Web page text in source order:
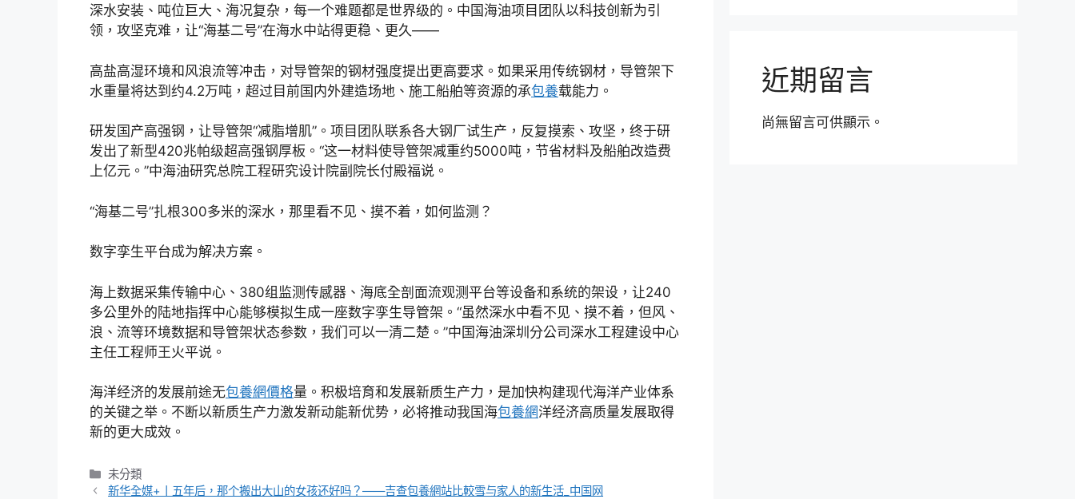
深水安装、吨位巨大、海况复杂，每一个难题都是世界级的。中国海油项目团队以科技创新为引
领，攻坚克难，让“海基二号”在海水中站得更稳、更久——
高盐高湿环境和风浪流等冲击，对导管架的钢材强度提出更高要求。如果采用传统钢材，导管架下
水重量将达到约4.2万吨，超过目前国内外建造场地、施工船舶等资源的承包養载能力。
研发国产高强钢，让导管架“减脂增肌”。项目团队联系各大钢厂试生产，反复摸索、攻坚，终于研
发出了新型420兆帕级超高强钢厚板。“这一材料使导管架减重约5000吨，节省材料及船舶改造费
上亿元。”中海油研究总院工程研究设计院副院长付殿福说。
“海基二号”扎根300多米的深水，那里看不见、摸不着，如何监测？
数字孪生平台成为解决方案。
海上数据采集传输中心、380组监测传感器、海底全剖面流观测平台等设备和系统的架设，让240
多公里外的陆地指挥中心能够模拟生成一座数字孪生导管架。“虽然深水中看不见、摸不着，但风、
浪、流等环境数据和导管架状态参数，我们可以一清二楚。”中国海油深圳分公司深水工程建设中心
主任工程师王火平说。
海洋经济的发展前途无包養網價格量。积极培育和发展新质生产力，是加快构建现代海洋产业体系
的关键之举。不断以新质生产力激发新动能新优势，必将推动我国海包養網洋经济高质量发展取得
新的更大成效。
分
類
未分類
新华全媒+丨五年后，那个搬出大山的女孩还好吗？——吉查包養網站比較雪与家人的新生活_中国网
近期留言
尚無留言可供顯示。